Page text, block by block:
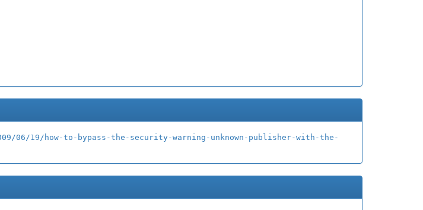
06/19/how-to-bypass-the-security-warning-unknown-publisher-with-the-